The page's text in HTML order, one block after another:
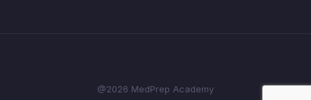
@2026 MedPrep Academy